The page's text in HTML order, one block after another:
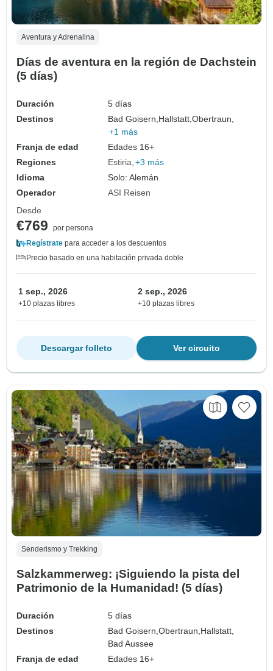
Aventura y Adrenalina
Días de aventura en la región de Dachstein
(5 días)
Duración
5 días
Destinos
Bad Goisern,Hallstatt,Obertraun,
+1 más
Franja de edad
Edades 16+
Regiones
Estiria +3 más
Idioma
Solo: Alemán
Operador
ASI Reisen
Desde
€769
por persona
Regístrate para acceder a los descuentos
Precio basado en una habitación privada doble
1 sep., 2026
+10 plazas libres
2 sep., 2026
+10 plazas libres
Ver circuito
Descargar folleto
Senderismo y Trekking
Salzkammerweg: ¡Siguiendo la pista del
Patrimonio de la Humanidad! (5 días)
Duración
5 días
Destinos
Bad Goisern,Obertraun, Hallstatt,
Bad Aussee
Franja de edad
Edades 16+